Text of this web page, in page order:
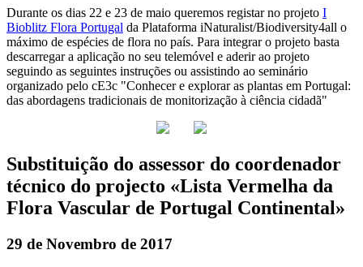
Durante os dias 22 e 23 de maio queremos registar no projeto I
Bioblitz Flora Portugal da Plataforma iNaturalist/Biodiversity4all o
máximo de espécies de flora no país. Para integrar o projeto basta
descarregar a aplicação no seu telemóvel e aderir ao projeto
seguindo as seguintes instruções ou assistindo ao seminário
organizado pelo cE3c "Conhecer e explorar as plantas em Portugal:
das abordagens tradicionais de monitorização à ciência cidadã"
Substituição do assessor do coordenador
técnico do projecto «Lista Vermelha da
Flora Vascular de Portugal Continental»
29 de Novembro de 2017